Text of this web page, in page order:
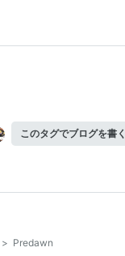
このタグでブログを書く
> Predawn